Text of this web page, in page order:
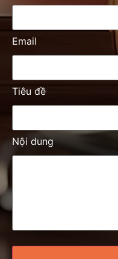
Email
Tiêu đề
Nội dung